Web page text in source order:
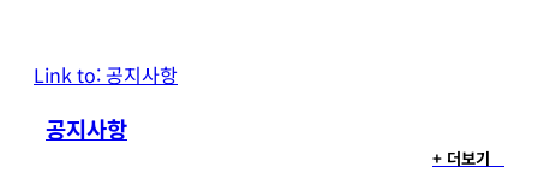
Link to: 공지사항
공지사항
+ 더보기